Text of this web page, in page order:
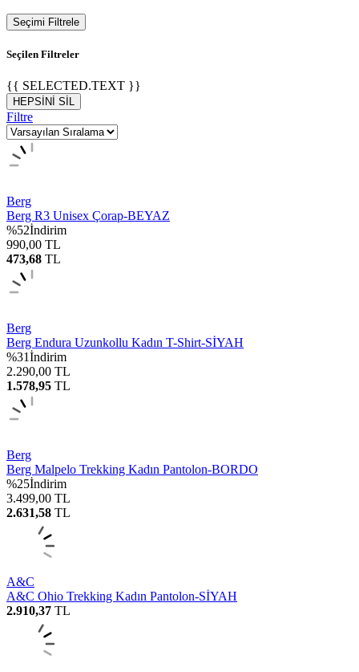
Seçimi Filtrele
Seçilen Filtreler
{{ SELECTED.TEXT }}
HEPSİNİ SİL
Filtre
Berg
Berg R3 Unisex Çorap-BEYAZ
%52İndirim
990,00 TL
473,68 TL
Berg
Berg Endura Uzunkollu Kadın T-Shirt-SİYAH
%31İndirim
2.290,00 TL
1.578,95 TL
Berg
Berg Malpelo Trekking Kadın Pantolon-BORDO
%25İndirim
3.499,00 TL
2.631,58 TL
A&C
A&C Ohio Trekking Kadın Pantolon-SİYAH
2.910,37 TL